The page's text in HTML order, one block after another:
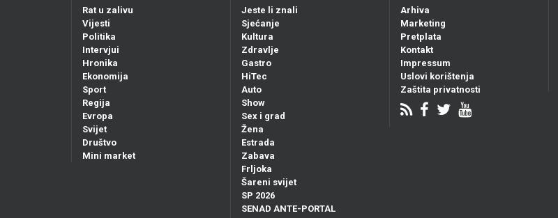
Rat u zalivu
Vijesti
Politika
Intervjui
Hronika
Ekonomija
Sport
Regija
Evropa
Svijet
Društvo
Mini market
Jeste li znali
Sjećanje
Kultura
Zdravlje
Gastro
HiTec
Auto
Show
Sex i grad
Žena
Estrada
Zabava
Frljoka
Šareni svijet
SP 2026
SENAD ANTE-PORTAL
Arhiva
Marketing
Pretplata
Kontakt
Impressum
Uslovi korištenja
Zaštita privatnosti